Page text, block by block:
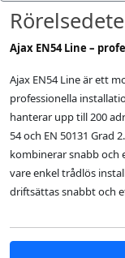
Ajax EN54 Line –
Ajax EN54 Line är ett
professionella
hanterar upp till 200
54 och EN 50131 Grad
kombinerar snabb och
vare enkel trådlös
driftsättas snabbt och